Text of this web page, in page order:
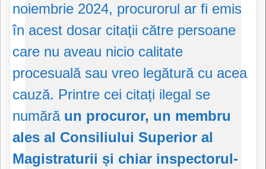
noiembrie 2024, procurorul ar fi emis
în acest dosar citații către persoane
care nu aveau nicio calitate
procesuală sau vreo legătură cu acea
cauză. Printre cei citați ilegal se
numără un procuror, un membru
ales al Consiliului Superior al
Magistraturii și chiar inspectorul-